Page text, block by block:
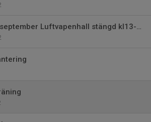
Fredag 2:e september Luftvapenhall stängd kl13-15